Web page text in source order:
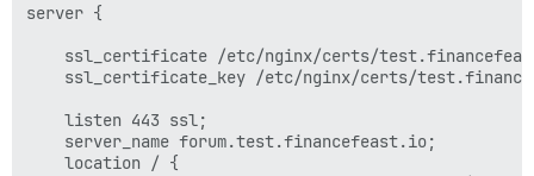
server {
ssl_certificate /etc/nginx/certs/
ssl_certificate_key /etc/nginx/certs/
    listen 443 ssl;
    server_name forum.test.financefeast.io;
    location / {